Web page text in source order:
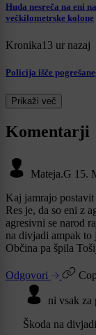
Huda nesreča na eni
večkilometrske kolone
Kronika13 ur nazaj
Policija išče
Prikaži več
Komentarji
Mateja.G 15.
Kaj jamrajo
Res je, da so eni z
agresivni se narod
na divjadi ampak to
Občina pa špila
Odgovori
ni vsak za
Škoda na